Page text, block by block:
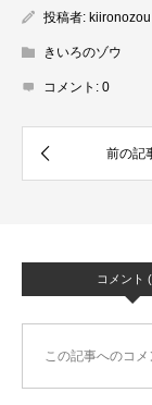
投稿者: kiironozou
きいろのゾウ
コメント: 0
コメント
この記事へのコメ